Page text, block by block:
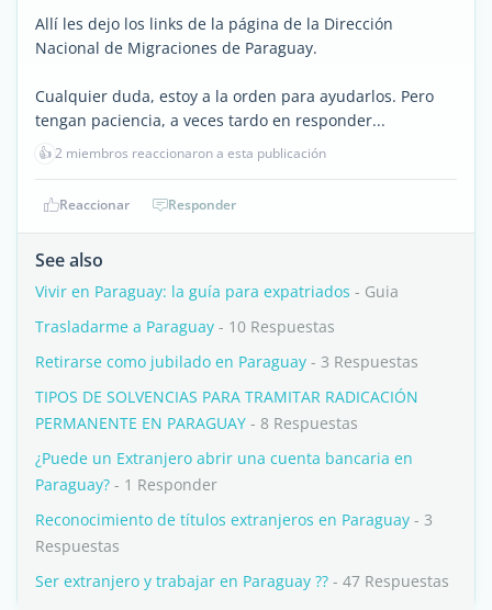
Allí les dejo los links de la página de la Dirección
Nacional de Migraciones de Paraguay.
Cualquier duda, estoy a la orden para ayudarlos. Pero
tengan paciencia, a veces tardo en responder...
👍2 miembros reaccionaron a esta publicación
Reaccionar Responder
See also
Vivir en Paraguay: la guía para expatriados - Guia
Trasladarme a Paraguay - 10 Respuestas
Retirarse como jubilado en Paraguay - 3 Respuestas
TIPOS DE SOLVENCIAS PARA TRAMITAR RADICACIÓN
PERMANENTE EN PARAGUAY - 8 Respuestas
¿Puede un Extranjero abrir una cuenta bancaria en
Paraguay? - 1 Responder
Reconocimiento de títulos extranjeros en Paraguay - 3
Respuestas
Ser extranjero y trabajar en Paraguay ?? - 47 Respuestas